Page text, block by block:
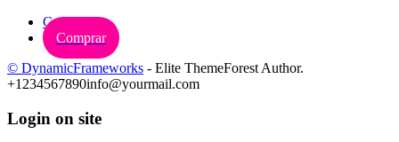
Carrinho
Comprar
© DynamicFrameworks - Elite ThemeForest Author.
+1234567890info@yourmail.com
Login on site